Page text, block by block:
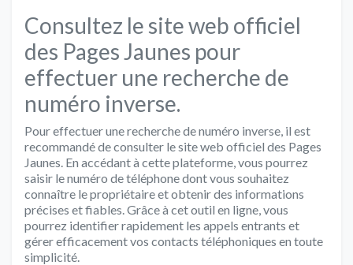
Consultez le site web officiel
des Pages Jaunes pour
effectuer une recherche de
numéro inverse.
Pour effectuer une recherche de numéro inverse, il est
recommandé de consulter le site web officiel des Pages
Jaunes. En accédant à cette plateforme, vous pourrez
saisir le numéro de téléphone dont vous souhaitez
connaître le propriétaire et obtenir des informations
précises et fiables. Grâce à cet outil en ligne, vous
pourrez identifier rapidement les appels entrants et
gérer efficacement vos contacts téléphoniques en toute
simplicité.